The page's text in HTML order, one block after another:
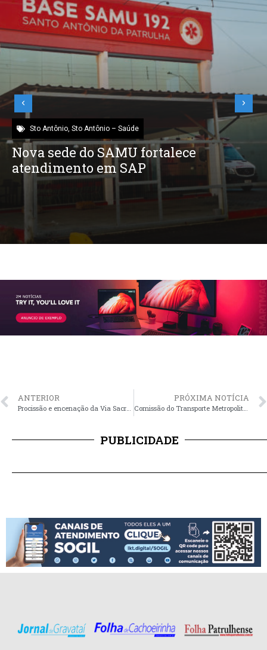
Sto Antônio, Sto Antônio – Saúde
Nova sede do SAMU fortalece
atendimento em SAP
ANTERIOR
Procissão e encenação da Via Sacra no Centro
PRÓXIMA NOTÍCIA
Comissão do Transporte Metropolitano recebe professor especialista nesta segunda-feira
PUBLICIDADE